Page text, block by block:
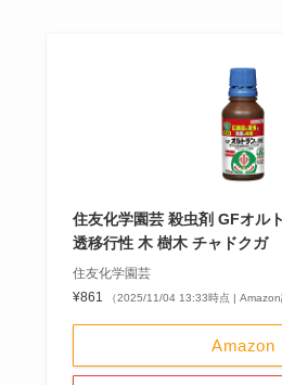
住友化学園芸 殺虫剤 GFオル
透移行性 木 樹木 チャドクガ
住友化学園芸
¥861
（2025/11/04 13:33時点 | Amazon
Amazon